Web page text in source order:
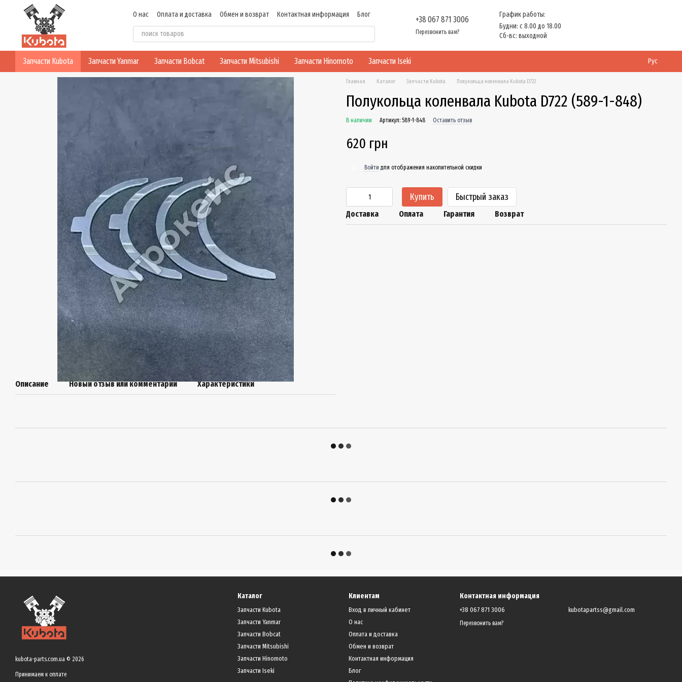
Перейти к основному контенту
О нас Оплата и доставка Обмен и возврат Контактная информация
Блог
Политика конфиденциальности
+38 067 871 3006
Перезвонить вам?
График работы:
Будни: с 8.00 до 18.00
Сб-вс: выходной
Запчасти Kubota Запчасти Yanmar Запчасти Bobcat Запчасти Mitsubishi Запчасти Hinomoto Запчасти Iseki Рус
Описание Новый отзыв или комментарий Характеристики
Главная Каталог Запчасти Kubota Полукольца коленвала Kubota D722
Полукольца коленвала Kubota D722 (589-1-848)
В наличии Артикул: 589-1-848 Оставить отзыв
620 грн
Войти для отображения накопительной скидки
Купить Быстрый заказ
Доставка Оплата Гарантия Возврат
kubota-parts.com.ua © 2026
Принимаем к оплате
Каталог
Запчасти Kubota
Запчасти Yanmar
Запчасти Bobcat
Запчасти Mitsubishi
Запчасти Hinomoto
Запчасти Iseki
Клиентам
Вход в личный кабинет
О нас
Оплата и доставка
Обмен и возврат
Контактная информация
Блог
Контактная информация
+38 067 871 3006
Перезвонить вам?
kubotapartss@gmail.com